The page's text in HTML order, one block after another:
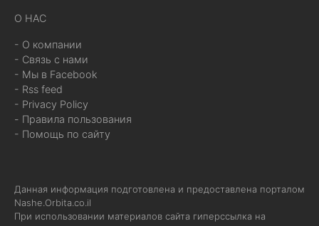
О НАС
- О компании
- Связь с нами
- Мы в Facebook
- Rss feed
- Privacy Policy
- Правила пользования
- Помощь по сайту
Данная информация подготовлена и предоставлена порталом
Nashe.Orbita.co.il
При использовании материалов сайта гиперссылка на